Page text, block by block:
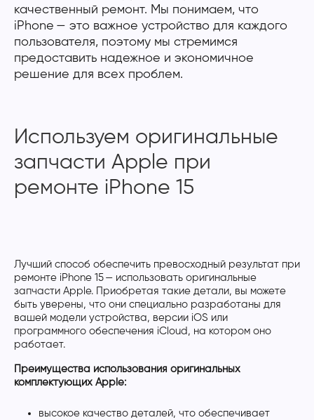
качественный ремонт. Мы понимаем, что
iPhone — это важное устройство для каждого
пользователя, поэтому мы стремимся
предоставить надежное и экономичное
решение для всех проблем.
Используем оригинальные
запчасти Apple при
ремонте iPhone 15
Лучший способ обеспечить превосходный результат при
ремонте iPhone 15 — использовать оригинальные
запчасти Apple. Приобретая такие детали, вы можете
быть уверены, что они специально разработаны для
вашей модели устройства, версии iOS или
программного обеспечения iCloud, на котором оно
работает.
Преимущества использования оригинальных
комплектующих Apple:
высокое качество деталей, что обеспечивает